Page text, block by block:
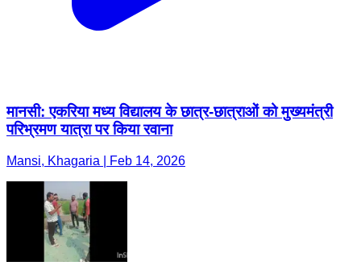
मानसी: एकरिया मध्य विद्यालय के छात्र-छात्राओं को मुख्यमंत्री
परिभ्रमण यात्रा पर किया रवाना
Mansi, Khagaria | Feb 14, 2026